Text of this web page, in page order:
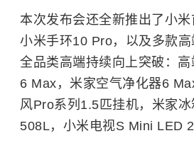
本次发布会还全新推出了小米
小米手环10 Pro，以及多款
全品类高端持续向上突破：
6 Max，米家空气净化器6
风Pro系列1.5匹挂机，米家
508L，小米电视S Mini LED